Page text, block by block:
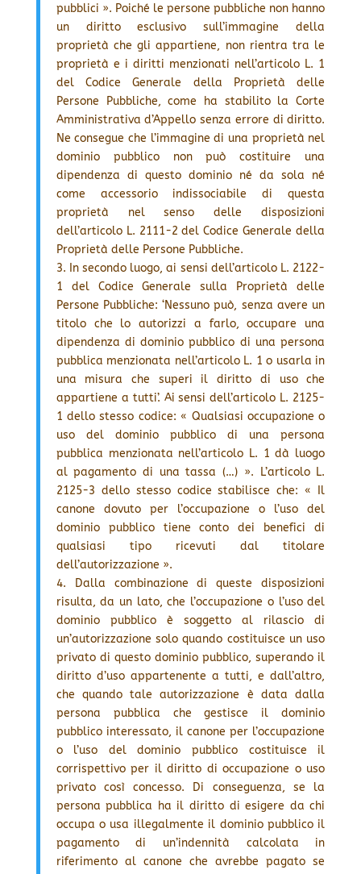
pubblici ». Poiché le persone pubbliche non hanno
un diritto esclusivo sull’immagine della
proprietà che gli appartiene, non rientra tra le
proprietà e i diritti menzionati nell’articolo L. 1
del Codice Generale della Proprietà delle
Persone Pubbliche, come ha stabilito la Corte
Amministrativa d’Appello senza errore di diritto.
Ne consegue che l’immagine di una proprietà nel
dominio pubblico non può costituire una
dipendenza di questo dominio né da sola né
come accessorio indissociabile di questa
proprietà nel senso delle disposizioni
dell’articolo L. 2111-2 del Codice Generale della
Proprietà delle Persone Pubbliche.
3. In secondo luogo, ai sensi dell’articolo L. 2122-
1 del Codice Generale sulla Proprietà delle
Persone Pubbliche: ‘Nessuno può, senza avere un
titolo che lo autorizzi a farlo, occupare una
dipendenza di dominio pubblico di una persona
pubblica menzionata nell’articolo L. 1 o usarla in
una misura che superi il diritto di uso che
appartiene a tutti’. Ai sensi dell’articolo L. 2125-
1 dello stesso codice: « Qualsiasi occupazione o
uso del dominio pubblico di una persona
pubblica menzionata nell’articolo L. 1 dà luogo
al pagamento di una tassa (…) ». L’articolo L.
2125-3 dello stesso codice stabilisce che: « Il
canone dovuto per l’occupazione o l’uso del
dominio pubblico tiene conto dei benefici di
qualsiasi tipo ricevuti dal titolare
dell’autorizzazione ».
4. Dalla combinazione di queste disposizioni
risulta, da un lato, che l’occupazione o l’uso del
dominio pubblico è soggetto al rilascio di
un’autorizzazione solo quando costituisce un uso
privato di questo dominio pubblico, superando il
diritto d’uso appartenente a tutti, e dall’altro,
che quando tale autorizzazione è data dalla
persona pubblica che gestisce il dominio
pubblico interessato, il canone per l’occupazione
o l’uso del dominio pubblico costituisce il
corrispettivo per il diritto di occupazione o uso
privato così concesso. Di conseguenza, se la
persona pubblica ha il diritto di esigere da chi
occupa o usa illegalmente il dominio pubblico il
pagamento di un’indennità calcolata in
riferimento al canone che avrebbe pagato se